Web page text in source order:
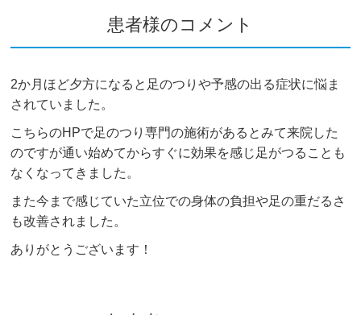
患者様のコメント
2か月ほど夕方になると足のつりや予感の出る症状に悩ま
されていました。
こちらのHPで足のつり専門の施術があるとみて来院した
のですが通い始めてからすぐに効果を感じ足がつることも
なくなってきました。
また今まで感じていた立位での身体の負担や足の重だるさ
も改善されました。
ありがとうございます！